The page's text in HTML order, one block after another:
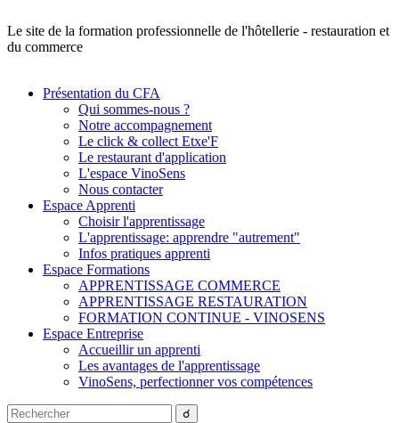
Le site de la formation professionnelle de l'hôtellerie - restauration et
du commerce
Présentation du CFA
Qui sommes-nous ?
Notre accompagnement
Le click & collect Etxe'F
Le restaurant d'application
L'espace VinoSens
Nous contacter
Espace Apprenti
Choisir l'apprentissage
L'apprentissage: apprendre "autrement"
Infos pratiques apprenti
Espace Formations
APPRENTISSAGE COMMERCE
APPRENTISSAGE RESTAURATION
FORMATION CONTINUE - VINOSENS
Espace Entreprise
Accueillir un apprenti
Les avantages de l'apprentissage
VinoSens, perfectionner vos compétences